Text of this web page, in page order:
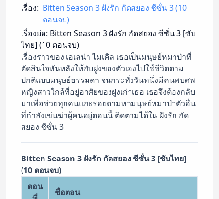
เรื่อง: Bitten Season 3 ฝังรัก กัดสยอง ซีซั่น 3 (10
ตอนจบ)
เรื่องย่อ: Bitten Season 3 ฝังรัก กัดสยอง ซีซั่น 3 [ซับ
ไทย] (10 ตอนจบ)
เรื่องราวของ เอเลน่า ไมเคิล เธอเป็นมนุษย์หมาป่าที่
ตัดสินใจหันหลังให้กับฝูงของตัวเองไปใช้ชีวิตตาม
ปกติแบบมนุษย์ธรรมดา จนกระทั่งวันหนึ่งมีคนพบศพ
หญิงสาวใกล้ที่อยู่อาศัยของฝูงเก่าเธอ เธอจึงต้องกลับ
มาเพื่อช่วยทุกคนแกะรอยตามหามนุษย์หมาป่าตัวอื่น
ที่กำลังเข่นฆ่าผู้คนอยู่ตอนนี้ ติดตามได้ใน ฝังรัก กัด
สยอง ซีซั่น 3
Bitten Season 3 ฝังรัก กัดสยอง ซีซั่น 3 [ซับไทย]
(10 ตอนจบ)
ตอน
ชื่อตอน